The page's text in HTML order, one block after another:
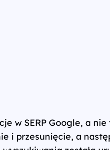
w SERP Google, a
i przesunięcie, a